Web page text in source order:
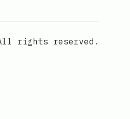
rights reserved.